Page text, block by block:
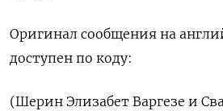
Оригинал сообщения на
доступен по коду:
(Шерин Элизабет Варгезе и